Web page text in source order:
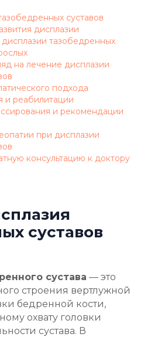
суставов
дисплазии
тазобедренных
на лечение дисплазии
подхода
и реабилитации
и рекомендации
при дисплазии
консультацию к доктору
суставов
сустава — это
строения вертлужной
бедренной кости,
охвату головки
сустава. В